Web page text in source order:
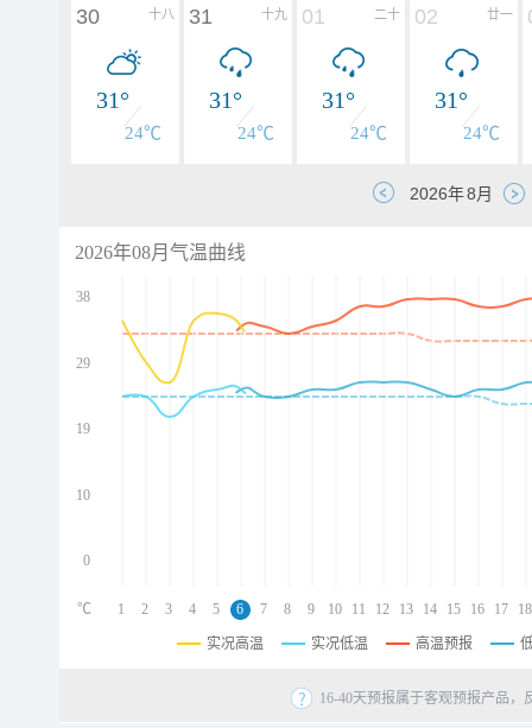
十八
30
31°
24℃
十九
31
31°
24℃
二十
01
31°
24℃
廿一
02
31°
24℃
2026年08月气温曲线
38
29
19
10
0
1 2 3 4 5 6 7 8 9 10 11 12 13 14 15 16 17 18
℃
实况高温 实况低温 高温预报
16-40天预报属于客观预报产品